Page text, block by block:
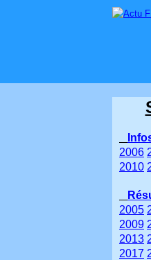
2006
2010
2005
2009
2013
2017